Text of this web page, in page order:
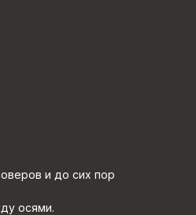
и до сих пор
осями.